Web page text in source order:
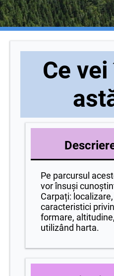
Ce
Pe parcursul
vor însuși
Carpați:
caracteristici
formare,
utilizând harta.